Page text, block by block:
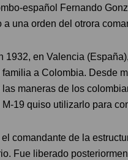
español Fernando
a una orden del otrora
1932, en Valencia
a Colombia. Desde
maneras de los
19 quiso utilizarlo para
el comandante de la
Fue liberado